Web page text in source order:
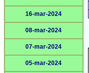
16-mar-2024
08-mar-2024
07-mar-2024
05-mar-2024